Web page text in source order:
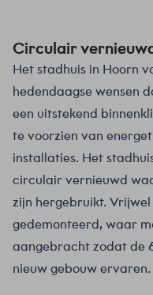
Circulair
Het stadhuis in Hoorn
hedendaagse wensen
een uitstekend
te voorzien van
installaties. Het
circulair vernieuwd
zijn hergebruikt.
gedemonteerd, waar
aangebracht zodat de
nieuw gebouw ervaren.